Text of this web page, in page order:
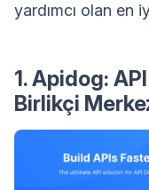
yardımcı olan en
1. Apidog:
Birlikçi